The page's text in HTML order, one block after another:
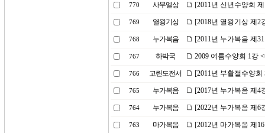
770 사무엘상 [2011년 신년수양회
769 열왕기상 [2018년 열왕기상 제2
768 누가복음 [2011년 누가복음 제
767 하박국 2009 여름수양회 1강
766 고린도전서 [2011년 부활절수양
765 누가복음 [2017년 누가복음 제4
764 누가복음 [2022년 누가복음 제
763 마가복음 [2012년 마가복음 제